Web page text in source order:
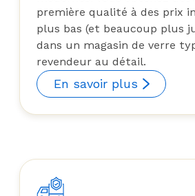
première qualité à des prix
plus bas (et beaucoup plus
dans un magasin de verre
revendeur au détail.
En savoir plus